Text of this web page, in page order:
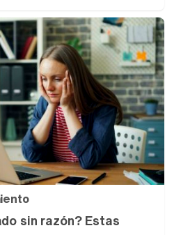
sin razón? Estas